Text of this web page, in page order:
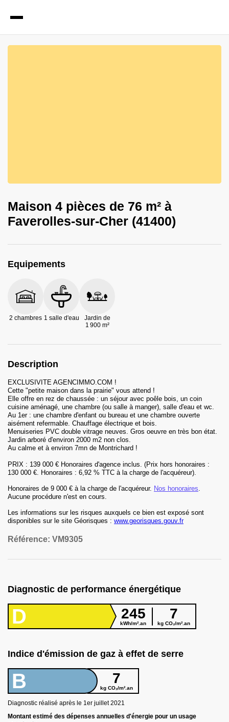
Maison 4 pièces de 76 m² à
Faverolles-sur-Cher (41400)
Equipements
2 chambres 1 salle d'eau
Jardin de
1 900 m²
Description
EXCLUSIVITE AGENCIMMO.COM !
Cette "petite maison dans la prairie" vous attend !
Elle offre en rez de chaussée : un séjour avec poêle bois, un coin
cuisine aménagé, une chambre (ou salle à manger), salle d'eau et wc.
Au 1er : une chambre d'enfant ou bureau et une chambre ouverte
aisément refermable. Chauffage électrique et bois.
Menuiseries PVC double vitrage neuves. Gros oeuvre en très bon état.
Jardin arboré d'environ 2000 m2 non clos.
Au calme et à environ 7mn de Montrichard !
PRIX : 139 000 € Honoraires d'agence inclus. (Prix hors honoraires :
130 000 €. Honoraires : 6,92 % TTC à la charge de l'acquéreur).
Honoraires de 9 000 € à la charge de l'acquéreur. Nos honoraires.
Aucune procédure n'est en cours.
Les informations sur les risques auxquels ce bien est exposé sont
disponibles sur le site Géorisques : www.georisques.gouv.fr
Référence: VM9305
Diagnostic de performance énergétique
D 245
kWh/m².an
7
kg CO₂/m².an
Indice d'émission de gaz à effet de serre
B 7
kg CO₂/m².an
Diagnostic réalisé après le 1er juillet 2021
Montant estimé des dépenses annuelles d'énergie pour un usage